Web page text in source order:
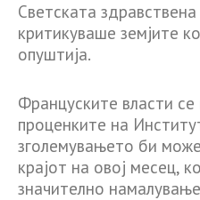
Светската здравствена
критикуваше земјите
опуштија.
Француските власти
проценките на
зголемувањето би
крајот на овој месец,
значително